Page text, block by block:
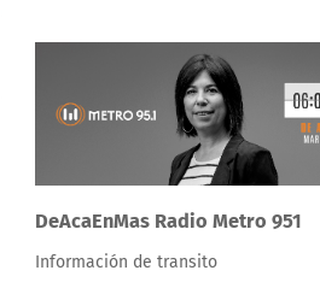
DeAcaEnMas Radio Metro 951
Información de transito